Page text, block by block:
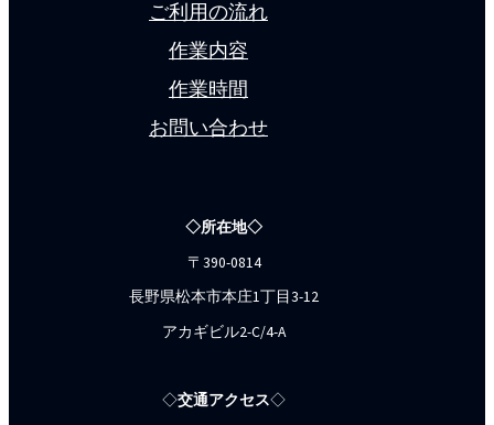
ご利用の流れ
作業内容
作業時間
お問い合わせ
◇所在地◇
〒390-0814
長野県松本市本庄1丁目3-12
アカギビル2-C/4-A
◇交通アクセス◇